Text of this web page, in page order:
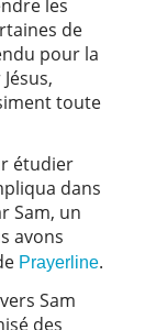
les
de
pour la
toute
étudier
dans
Sam, un
avons
Prayerline.
Sam
des